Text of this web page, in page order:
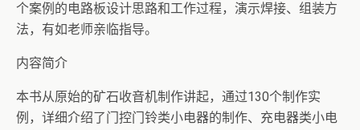
个案例的电路板设计思路和工作过程，演示焊接、组装方
法，有如老师亲临指导。
内容简介
本书从原始的矿石收音机制作讲起，通过130个制作实
例，详细介绍了门控门铃类小电器的制作、充电器类小电